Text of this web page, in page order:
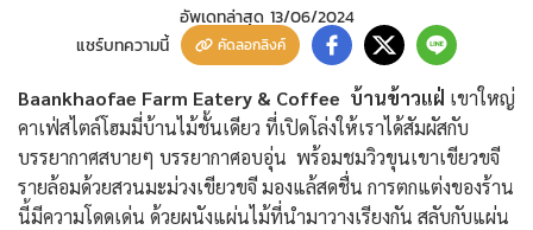
อัพเดทล่าสุด 13/06/2024
แชร์บทความนี้
คัดลอกลิงค์
Baankhaofae Farm Eatery & Coffee บ้านข้าวแฝ่ เขาใหญ่
คาเฟ่สไตล์โฮมมี่บ้านไม้ชั้นเดียว ที่เปิดโล่งให้เราได้สัมผัสกับ
บรรยากาศสบายๆ บรรยากาศอบอุ่น พร้อมชมวิวขุนเขาเขียวขจี
รายล้อมด้วยสวนมะม่วงเขียวขจี มองแล้สดชื่น การตกแต่งของร้าน
นี้มีความโดดเด่น ด้วยผนังแผ่นไม้ที่นำมาวางเรียงกัน สลับกับแผ่น